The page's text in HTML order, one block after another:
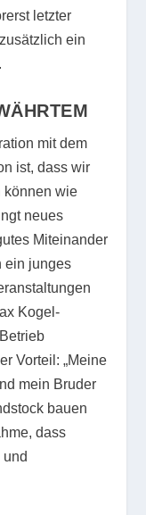
letzter
ein
mit dem
ist, dass wir
können wie
neues
Miteinander
ein junges
Kogel-
Vorteil: „Meine
mein Bruder
bauen
dass